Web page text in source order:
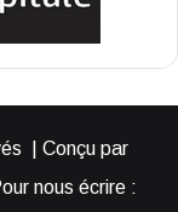
| Conçu par
nous écrire :